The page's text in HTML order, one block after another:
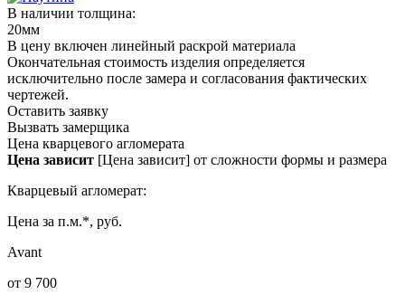
В наличии толщина:
20мм
В цену включен линейный раскрой материала
Окончательная стоимость изделия определяется
исключительно после замера и согласования фактических
чертежей.
Оставить заявку
Вызвать замерщика
Цена кварцевого агломерата
Цена зависит [Цена зависит] от сложности формы и размера
Кварцевый агломерат:
Цена за п.м.*, руб.
Avant
от 9 700